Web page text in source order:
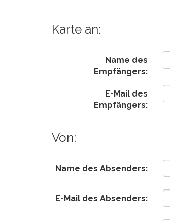
Karte an:
Name des
Empfängers:
E-Mail des
Empfängers:
Von:
Name des Absenders:
E-Mail des Absenders: